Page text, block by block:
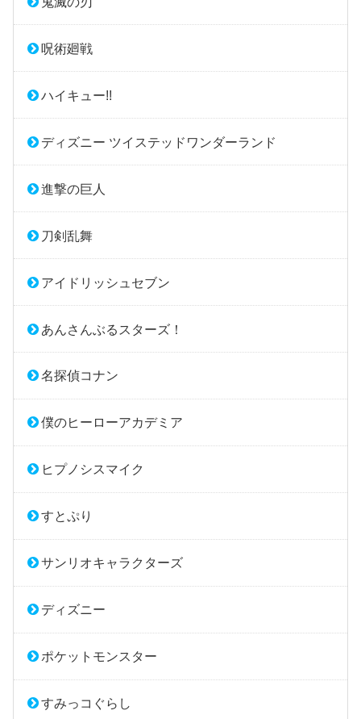
呪術廻戦
ハイキュー!!
ディズニー ツイステッドワンダーランド
進撃の巨人
刀剣乱舞
アイドリッシュセブン
あんさんぶるスターズ！
名探偵コナン
僕のヒーローアカデミア
ヒプノシスマイク
すとぷり
サンリオキャラクターズ
ディズニー
ポケットモンスター
すみっコぐらし